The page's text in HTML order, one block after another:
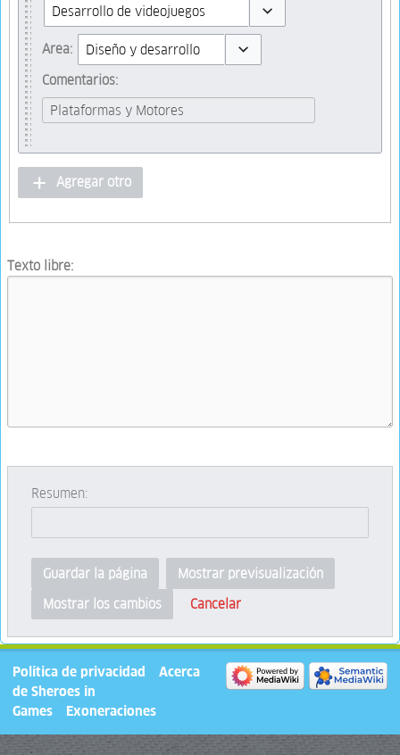
Toggle options
Area:
Comentarios:
Agregar otro
Texto libre:
Resumen:
Guardar la página
Mostrar previsualización
Mostrar los cambios
Cancelar
Política de privacidad
Acerca
de Sheroes in
Games
Exoneraciones